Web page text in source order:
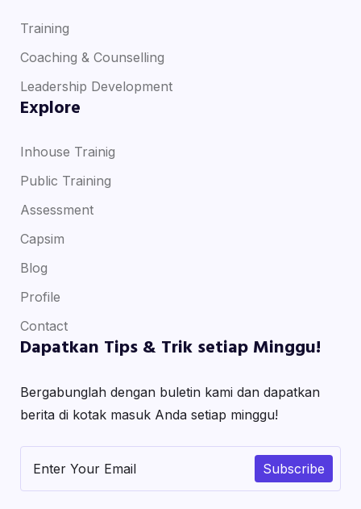
Training
Coaching & Counselling
Leadership Development
Explore
Inhouse Trainig
Public Training
Assessment
Capsim
Blog
Profile
Contact
Dapatkan Tips & Trik setiap Minggu!
Bergabunglah dengan buletin kami dan dapatkan
berita di kotak masuk Anda setiap minggu!
Subscribe